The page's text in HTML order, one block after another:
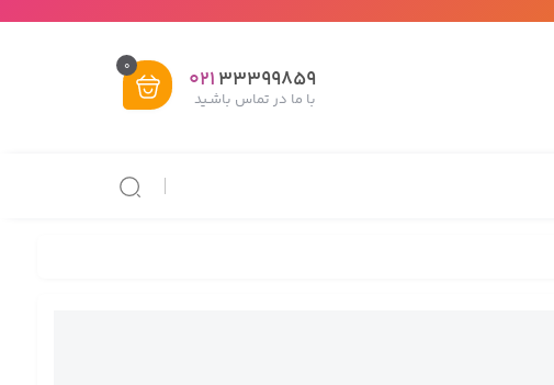
33399859
021
با ما در تماس باشـید
0